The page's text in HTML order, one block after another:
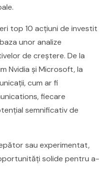
top 10 acțiuni de investit
unor analize
de creștere. De la
Nvidia și Microsoft, la
cum ar fi
fiecare
semnificativ de
sau experimentat,
solide pentru a-